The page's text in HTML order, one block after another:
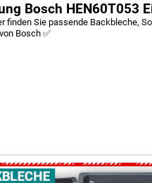
Bosch HEN60T053
finden Sie passende Backbleche,
Bosch ✅